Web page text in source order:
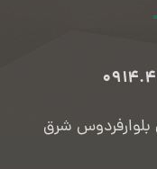
بلوارفردوس شرق